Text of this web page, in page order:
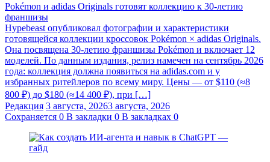
Pokémon и adidas Originals готовят коллекцию к 30-летию
франшизы
Hypebeast опубликовал фотографии и характеристики
готовящейся коллекции кроссовок Pokémon × adidas Originals.
Она посвящена 30-летию франшизы Pokémon и включает 12
моделей. По данным издания, релиз намечен на сентябрь 2026
года: коллекция должна появиться на adidas.com и у
избранных ритейлеров по всему миру. Цены — от $110 (≈8
800 ₽) до $180 (≈14 400 ₽), при […]
Редакция 3 августа, 20263 августа, 2026
Сохраняется 0 В закладки 0 В закладках 0